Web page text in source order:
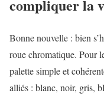
compliquer la
Bonne nouvelle : bien
roue chromatique. Pour
palette simple et
alliés : blanc, noir, gris,